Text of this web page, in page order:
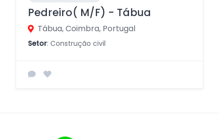
Pedreiro( M/F) - Tábua
Tábua, Coimbra, Portugal
Setor: Construção civil